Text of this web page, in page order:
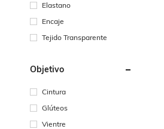
Elastano
Encaje
Tejido Transparente
Objetivo
Cintura
Glúteos
Vientre